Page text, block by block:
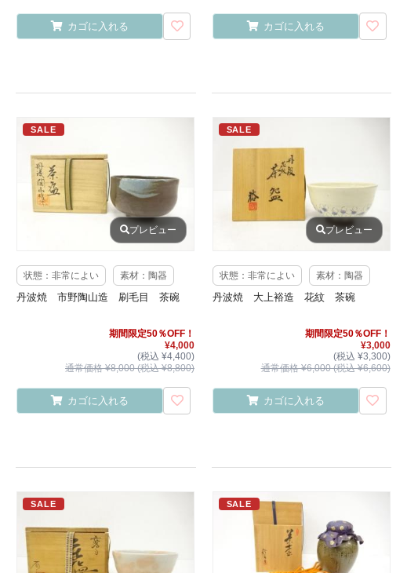
カゴに入れる カゴに入れる
SALE
プレビュー
状態：非常によい 素材：陶器
丹波焼 市野陶山造 刷毛目 茶碗
期間限定50％OFF！
¥4,000
(税込 ¥4,400)
通常価格 ¥8,000 (税込 ¥8,800)
カゴに入れる
SALE
プレビュー
状態：非常によい 素材：陶器
丹波焼 大上裕造 花紋 茶碗
期間限定50％OFF！
¥3,000
(税込 ¥3,300)
通常価格 ¥6,000 (税込 ¥6,600)
カゴに入れる
SALE SALE